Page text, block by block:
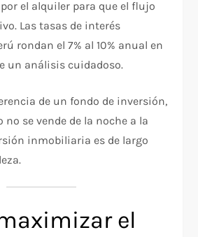
el alquiler para que el flujo
Las tasas de interés
rondan el 7% al 10% anual en
un análisis cuidadoso.
de un fondo de inversión,
se vende de la noche a la
inmobiliaria es de largo
el